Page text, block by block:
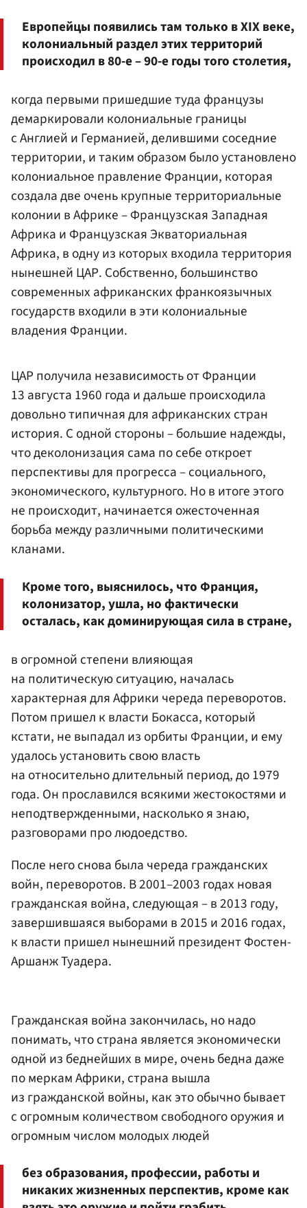
Европейцы появились там только в XIX веке,
колониальный раздел этих территорий
происходил в 80-е – 90-е годы того столетия,
когда первыми пришедшие туда французы
демаркировали колониальные границы
с Англией и Германией, делившими соседние
территории, и таким образом было установлено
колониальное правление Франции, которая
создала две очень крупные территориальные
колонии в Африке – Французская Западная
Африка и Французская Экваториальная
Африка, в одну из которых входила территория
нынешней ЦАР. Собственно, большинство
современных африканских франкоязычных
государств входили в эти колониальные
владения Франции.
ЦАР получила независимость от Франции
13 августа 1960 года и дальше происходила
довольно типичная для африканских стран
история. С одной стороны – большие надежды,
что деколонизация сама по себе откроет
перспективы для прогресса – социального,
экономического, культурного. Но в итоге этого
не происходит, начинается ожесточенная
борьба между различными политическими
кланами.
Кроме того, выяснилось, что Франция,
колонизатор, ушла, но фактически
осталась, как доминирующая сила в стране,
в огромной степени влияющая
на политическую ситуацию, началась
характерная для Африки череда переворотов.
Потом пришел к власти Бокасса, который
кстати, не выпадал из орбиты Франции, и ему
удалось установить свою власть
на относительно длительный период, до 1979
года. Он прославился всякими жестокостями и
неподтвержденными, насколько я знаю,
разговорами про людоедство.
После него снова была череда гражданских
войн, переворотов. В 2001–2003 годах новая
гражданская война, следующая – в 2013 году,
завершившаяся выборами в 2015 и 2016 годах,
к власти пришел нынешний президент Фостен-
Аршанж Туадера.
Гражданская война закончилась, но надо
понимать, что страна является экономически
одной из беднейших в мире, очень бедна даже
по меркам Африки, страна вышла
из гражданской войны, как это обычно бывает
с огромным количеством свободного оружия и
огромным числом молодых людей
без образования, профессии, работы и
никаких жизненных перспектив, кроме как